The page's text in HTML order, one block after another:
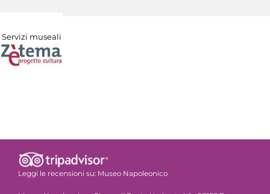
Servizi museali
Leggi le recensioni su: Museo Napoleonico